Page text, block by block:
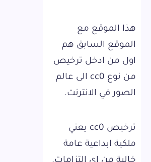
هذا الموقع مع
الموقع السابق هم
اول من ادخل ترخيص
من نوع cc0 الى عالم
الصور في الانترنت.
ترخيص cc0 يعني
ملكية ابداعية عامة